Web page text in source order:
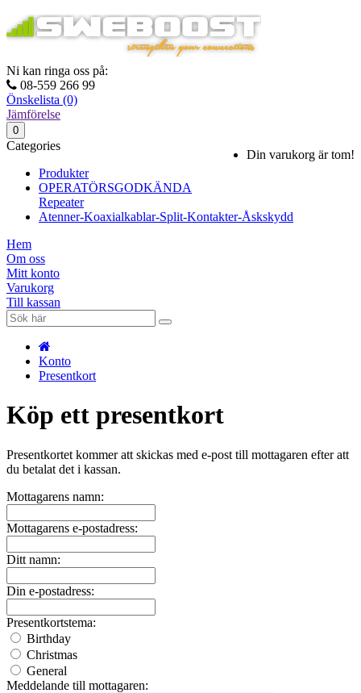
Ni kan ringa oss på:
08-559 266 99
Önskelista (0)
Jämförelse
0
Din varukorg är tom!
Categories
Produkter
OPERATÖRSGODKÄNDA
Repeater
Atenner-Koaxialkablar-Split-Kontakter-Åskskydd
Hem
Om oss
Mitt konto
Varukorg
Till kassan
Konto
Presentkort
Köp ett presentkort
Presentkortet kommer att skickas med e-post till mottagaren efter att
du betalat det i kassan.
Mottagarens namn:
Mottagarens e-postadress:
Ditt namn:
Din e-postadress:
Presentkortstema:
Birthday
Christmas
General
Meddelande till mottagaren: